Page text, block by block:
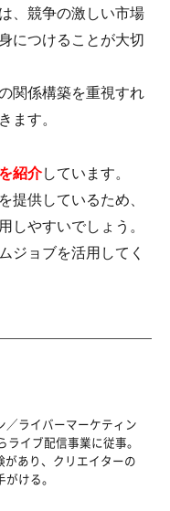
、競争の激しい市場
につけることが大切
関係構築を重視すれ
ます。
紹介しています。
提供しているため、
しやすいでしょう。
ジョブを活用してく
／ライバーマーケティン
ライブ配信事業に従事。
があり、クリエイターの
ける。